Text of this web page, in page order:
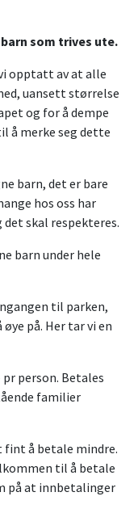
som trives ute.
opptatt av at alle
uansett størrelse
og for å dempe
å merke seg dette
barn, det er bare
hos oss har
skal respekteres.
barn under hele
til parken,
på. Her tar vi en
pr person. Betales
familier
fint å betale mindre.
til å betale
på at innbetalinger